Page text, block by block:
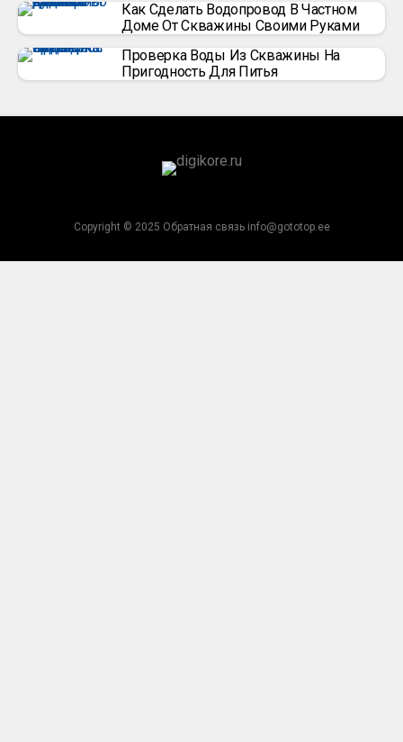
Как Сделать Водопровод В Частном
Доме От Скважины Своими Руками
Проверка Воды Из Скважины На
Пригодность Для Питья
Copyright © 2025 Обратная связь info@gototop.ee